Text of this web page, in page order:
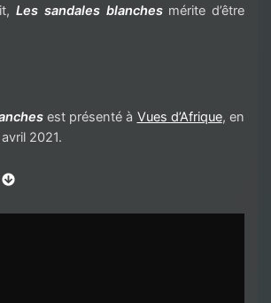
Les sandales blanchesmérite d’être
est présenté à Vues d’Afrique, en
2021.